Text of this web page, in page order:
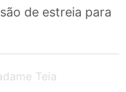
de estreia para
Teia